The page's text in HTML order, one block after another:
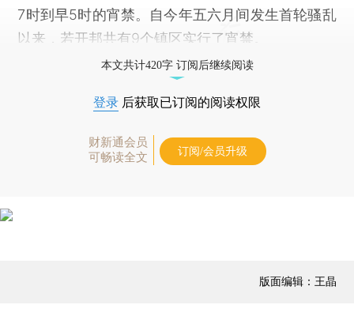
7时到早5时的宵禁。自今年五六月间发生首轮骚乱
以来，若开邦共有9个镇区实行了宵禁。
本文共计420字 订阅后继续阅读
登录 后获取已订阅的阅读权限
财新通会员
可畅读全文
订阅/会员升级
版面编辑：王晶